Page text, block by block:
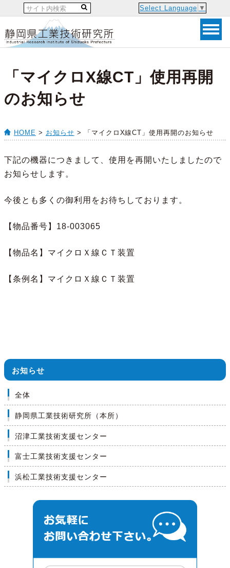
Select Language ▼
「マイクロX線CT」使用再開
のお知らせ
HOME > お知らせ > 「マイクロX線CT」使用再開のお知らせ
下記の機器につきまして、使用を再開いたしましたので
お知らせします。
今後とも多くの御利用をお待ちしております。
【物品番号】18-003065
【物品名】マイクロＸ線ＣＴ装置
【条例名】マイクロＸ線ＣＴ装置
お知らせ
全体
静岡県工業技術研究所（本所）
沼津工業技術支援センター
富士工業技術支援センター
浜松工業技術支援センター